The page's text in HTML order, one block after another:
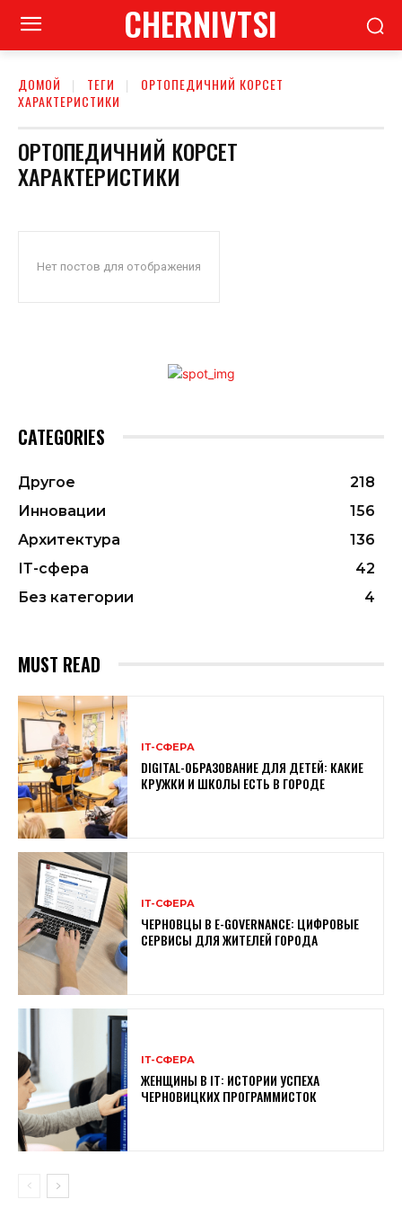
CHERNIVTSI
ДОМОЙ ТЕГИ
ОРТОПЕДИЧНИЙ КОРСЕТ
ХАРАКТЕРИСТИКИ
ОРТОПЕДИЧНИЙ КОРСЕТ
ХАРАКТЕРИСТИКИ
Нет постов для отображения
CATEGORIES
Другое
218
Инновации
156
Архитектура
136
ІТ-сфера
42
Без категории
4
MUST READ
ІТ-СФЕРА
DIGITAL-ОБРАЗОВАНИЕ ДЛЯ ДЕТЕЙ: КАКИЕ
КРУЖКИ И ШКОЛЫ ЕСТЬ В ГОРОДЕ
ІТ-СФЕРА
ЧЕРНОВЦЫ В E-GOVERNANCE: ЦИФРОВЫЕ
СЕРВИСЫ ДЛЯ ЖИТЕЛЕЙ ГОРОДА
ІТ-СФЕРА
ЖЕНЩИНЫ В ІТ: ИСТОРИИ УСПЕХА
ЧЕРНОВИЦКИХ ПРОГРАММИСТОК